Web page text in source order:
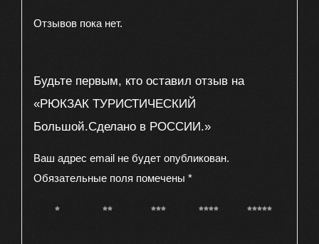
Отзывов пока нет.
Будьте первым, кто оставил отзыв на
«РЮКЗАК ТУРИСТИЧЕСКИЙ
Большой.Сделано в РОССИИ.»
Ваш адрес email не будет опубликован.
Обязательные поля помечены *
1 из 5
2 из 5
3 из 5
4 из 5
5 из 5